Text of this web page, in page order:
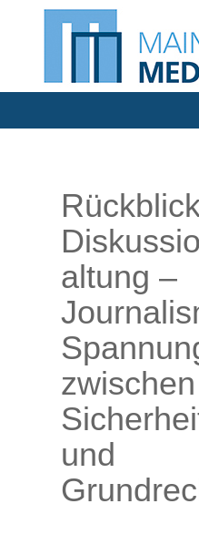
altung –
zwischen
und